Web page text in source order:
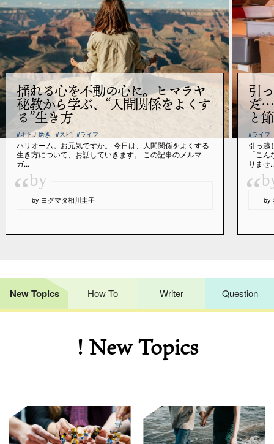
揺れる心を不動の心に。ヒマラヤ
秘教から学ぶ、“人間関係をよくす
る”生き方
#オトナ磨き #スピ #ライフ
ハリオーム。お元気ですか。 今日は、人間関係をよくする
生き方について、お話していきます。 この記事のメルマ
ガ...
“by
by ヨグマタ相川圭子
引
だ…
と
#ライフ
引っ越
「こ
りませ
“ by
New Topics How To Writer Question
! New Topics